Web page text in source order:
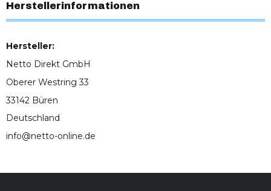
Herstellerinformationen
Hersteller:
Netto Direkt GmbH
Oberer Westring 33
33142 Büren
Deutschland
info@netto-online.de